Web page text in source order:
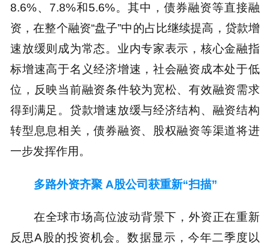
8.6%、7.8%和5.6%。其中，债券融资等直接融
资，在整个融资“盘子”中的占比继续提高，贷款增
速放缓则成为常态。业内专家表示，核心金融指
标增速高于名义经济增速，社会融资成本处于低
位，反映当前融资条件较为宽松、有效融资需求
得到满足。贷款增速放缓与经济结构、融资结构
转型息息相关，债券融资、股权融资等渠道将进
一步发挥作用。
多路外资齐聚 A股公司获重新“扫描”
在全球市场高位波动背景下，外资正在重新
反思A股的投资机会。数据显示，今年二季度以